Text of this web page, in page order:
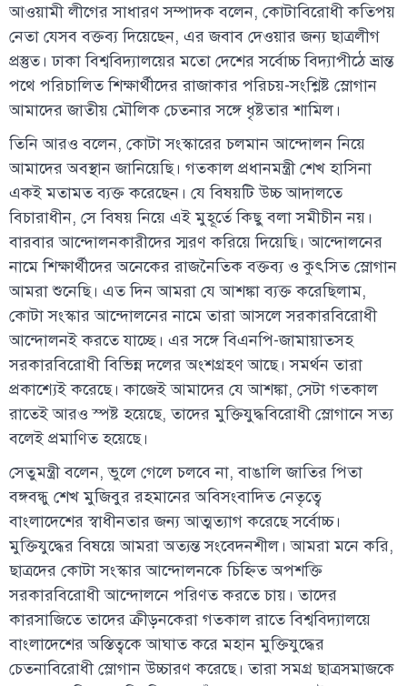
আওয়ামী লীগের সাধারণ সম্পাদক বলেন, কোটাবিরোধী কতিপয়
নেতা যেসব বক্তব্য দিয়েছেন, এর জবাব দেওয়ার জন্য ছাত্রলীগ
প্রস্তুত। ঢাকা বিশ্ববিদ্যালয়ের মতো দেশের সর্বোচ্চ বিদ্যাপীঠে ভ্রান্ত
পথে পরিচালিত শিক্ষার্থীদের রাজাকার পরিচয়-সংশ্লিষ্ট স্লোগান
আমাদের জাতীয় মৌলিক চেতনার সঙ্গে ধৃষ্টতার শামিল।
তিনি আরও বলেন, কোটা সংস্কারের চলমান আন্দোলন নিয়ে
আমাদের অবস্থান জানিয়েছি। গতকাল প্রধানমন্ত্রী শেখ হাসিনা
একই মতামত ব্যক্ত করেছেন। যে বিষয়টি উচ্চ আদালতে
বিচারাধীন, সে বিষয় নিয়ে এই মুহূর্তে কিছু বলা সমীচীন নয়।
বারবার আন্দোলনকারীদের স্মরণ করিয়ে দিয়েছি। আন্দোলনের
নামে শিক্ষার্থীদের অনেকের রাজনৈতিক বক্তব্য ও কুৎসিত স্লোগান
আমরা শুনেছি। এত দিন আমরা যে আশঙ্কা ব্যক্ত করেছিলাম,
কোটা সংস্কার আন্দোলনের নামে তারা আসলে সরকারবিরোধী
আন্দোলনই করতে যাচ্ছে। এর সঙ্গে বিএনপি-জামায়াতসহ
সরকারবিরোধী বিভিন্ন দলের অংশগ্রহণ আছে। সমর্থন তারা
প্রকাশ্যেই করেছে। কাজেই আমাদের যে আশঙ্কা, সেটা গতকাল
রাতেই আরও স্পষ্ট হয়েছে, তাদের মুক্তিযুদ্ধবিরোধী স্লোগানে সত্য
বলেই প্রমাণিত হয়েছে।
সেতুমন্ত্রী বলেন, ভুলে গেলে চলবে না, বাঙালি জাতির পিতা
বঙ্গবন্ধু শেখ মুজিবুর রহমানের অবিসংবাদিত নেতৃত্বে
বাংলাদেশের স্বাধীনতার জন্য আত্মত্যাগ করেছে সর্বোচ্চ।
মুক্তিযুদ্ধের বিষয়ে আমরা অত্যন্ত সংবেদনশীল। আমরা মনে করি,
ছাত্রদের কোটা সংস্কার আন্দোলনকে চিহ্নিত অপশক্তি
সরকারবিরোধী আন্দোলনে পরিণত করতে চায়। তাদের
কারসাজিতে তাদের ক্রীড়নকেরা গতকাল রাতে বিশ্ববিদ্যালয়ে
বাংলাদেশের অস্তিত্বকে আঘাত করে মহান মুক্তিযুদ্ধের
চেতনাবিরোধী স্লোগান উচ্চারণ করেছে। তারা সমগ্র ছাত্রসমাজকে